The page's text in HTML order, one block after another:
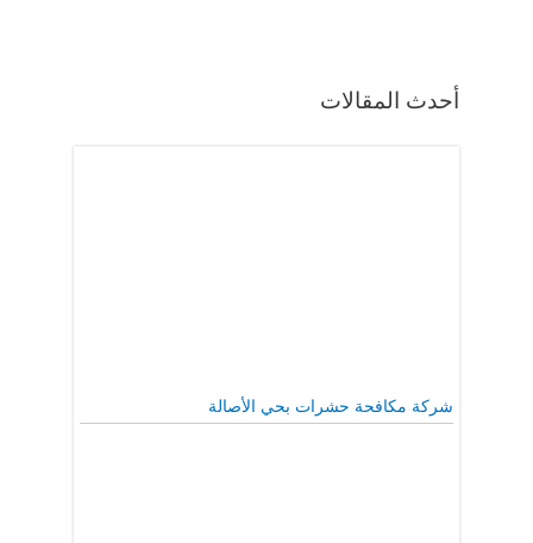
أحدث المقالات
شركة مكافحة حشرات بحي الأصالة